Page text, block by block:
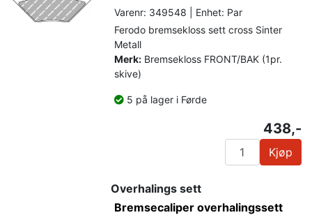
Varenr: 349548 | Enhet: Par
Ferodo bremsekloss sett cross Sinter
Metall
Merk: Bremsekloss FRONT/BAK (1pr.
skive)
5 på lager i Førde
438,-
Kjøp
Overhalings sett
Bremsecaliper overhalingssett